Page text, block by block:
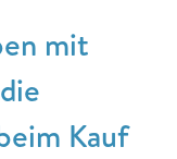
mit
Kauf